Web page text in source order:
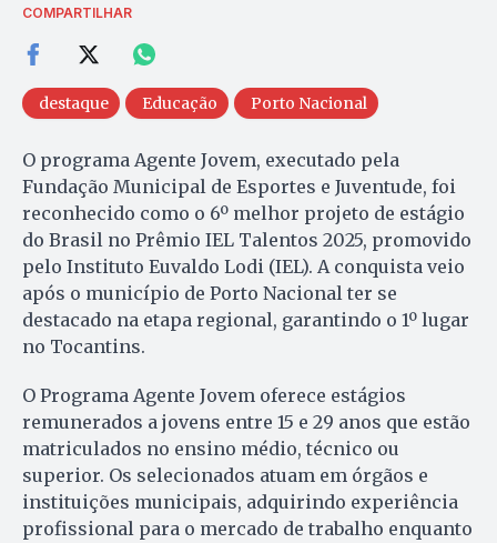
COMPARTILHAR
destaque Educação Porto Nacional
O programa Agente Jovem, executado pela
Fundação Municipal de Esportes e Juventude, foi
reconhecido como o 6º melhor projeto de estágio
do Brasil no Prêmio IEL Talentos 2025, promovido
pelo Instituto Euvaldo Lodi (IEL). A conquista veio
após o município de Porto Nacional ter se
destacado na etapa regional, garantindo o 1º lugar
no Tocantins.
O Programa Agente Jovem oferece estágios
remunerados a jovens entre 15 e 29 anos que estão
matriculados no ensino médio, técnico ou
superior. Os selecionados atuam em órgãos e
instituições municipais, adquirindo experiência
profissional para o mercado de trabalho enquanto